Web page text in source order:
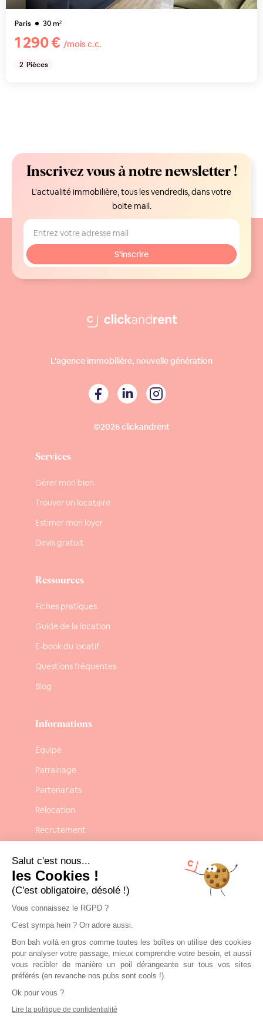
Paris 30m²
1 290 € /mois c.c.
2 Pièces
Inscrivez vous à notre newsletter !
L'actualité immobilière, tous les vendredis, dans votre
boite mail.
L'agence immobilière, nouvelle génération
©2026 clickandrent
Services
Gérer mon bien
Trouver un locataire
Estimer mon loyer
Devis gratuit
Ressources
Fiches pratiques
Guide de la location
E-book du locatif
Questions fréquentes
Blog
Informations
Équipe
Parrainage
Partenariats
Relocation
Recrutement
Mentions légales
CGU-CGV
Contact
Nous contacter
contact@clickandrent.fr
01 84 80 02 40
Salut c'est nous...
les Cookies !
(C'est obligatoire, désolé !)
Vous connaissez le RGPD ?
C'est sympa hein ? On adore aussi.
Bon bah voilà en gros comme toutes les boîtes on utilise des cookies
pour analyser votre passage, mieux comprendre votre besoin, et aussi
vous recibler de manière un poil dérangeante sur tous vos sites
préférés (en revanche nos pubs sont cools !).
Ok pour vous ?
Lire la politique de confidentialité